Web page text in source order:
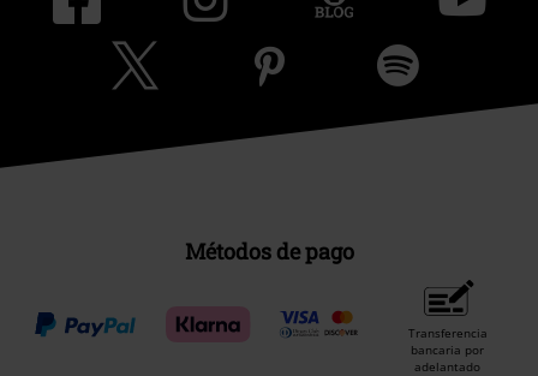
Métodos de pago
Transferencia
bancaria por
adelantado